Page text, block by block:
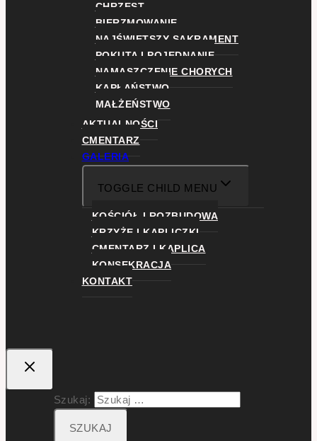
CHRZEST
BIERZMOWANIE
NAJŚWIĘTSZY SAKRAMENT
POKUTA I POJEDNANIE
NAMASZCZENIE CHORYCH
KAPŁAŃSTWO
MAŁŻEŃSTWO
AKTUALNOŚCI
CMENTARZ
GALERIA
TOGGLE CHILD MENU
KOŚCIÓŁ I ROZBUDOWA
KRZYŻE I KAPLICZKI
CMENTARZ I KAPLICA
KONSEKRACJA
KONTAKT
Szukaj: